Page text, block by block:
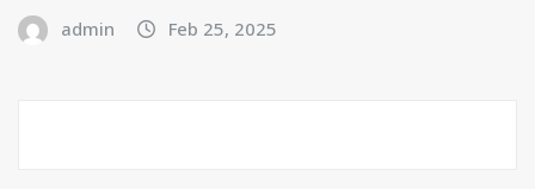
admin Feb 25, 2025